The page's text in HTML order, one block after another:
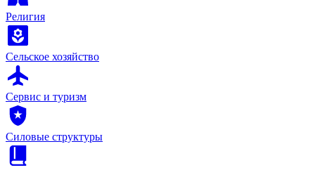
Религия
Сельское хозяйство
Сервис и туризм
Силовые структуры